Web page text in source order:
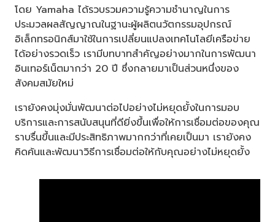
โดย Yamaha ได้รวบรวมความรู้ความชำนาญในการ
ประมวลผลสัญญาณในฐานะผู้ผลิตนวัตกรรมอุปกรณ์
อิเล็กทรอนิกส์มาใช้ในการเปลี่ยนแปลงเทคโนโลยีเครือข่าย
ได้อย่างรวดเร็ว เรามีบทบาทสำคัญอย่างมากในการพัฒนา
อินเทอร์เน็ตมากว่า 20 ปี ซึ่งกลายมาเป็นส่วนหนึ่งของ
สังคมสมัยใหม่
เรายังคงมุ่งมั่นพัฒนาต่อไปอย่างไม่หยุดยั้งในการมอบ
บริการและการสนับสนุนที่ดียิ่งขึ้นเพื่อให้การเชื่อมต่อของคุณ
ราบรื่นขึ้นและมีประสิทธิภาพมากกว่าที่เคยเป็นมา เรายังคง
คิดค้นและพัฒนาวิธีการเชื่อมต่อให้กับคุณอย่างไม่หยุดยั้ง